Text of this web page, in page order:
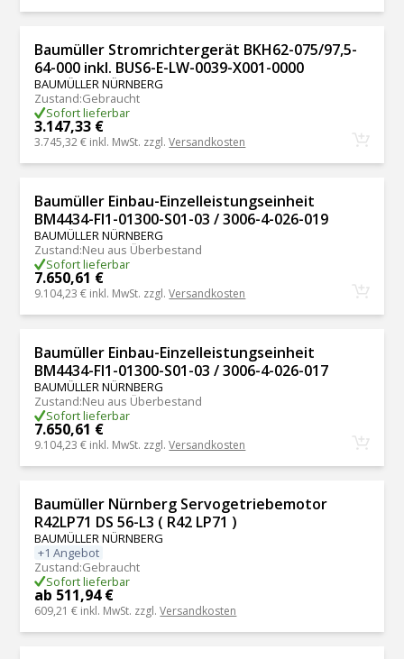
Baumüller Stromrichtergerät BKH62-075/97,5-
64-000 inkl. BUS6-E-LW-0039-X001-0000
BAUMÜLLER NÜRNBERG
Zustand:Gebraucht
Sofort lieferbar
3.147,33 €
3.745,32 € inkl. MwSt. zzgl.Versandkosten
Baumüller Einbau-Einzelleistungseinheit
BM4434-FI1-01300-S01-03 / 3006-4-026-019
BAUMÜLLER NÜRNBERG
Zustand:Neu aus Überbestand
Sofort lieferbar
7.650,61 €
9.104,23 € inkl. MwSt. zzgl.Versandkosten
Baumüller Einbau-Einzelleistungseinheit
BM4434-FI1-01300-S01-03 / 3006-4-026-017
BAUMÜLLER NÜRNBERG
Zustand:Neu aus Überbestand
Sofort lieferbar
7.650,61 €
9.104,23 € inkl. MwSt. zzgl.Versandkosten
Baumüller Nürnberg Servogetriebemotor
R42LP71 DS 56-L3 ( R42 LP71 )
BAUMÜLLER NÜRNBERG
+1 Angebot
Zustand:Gebraucht
Sofort lieferbar
ab 511,94 €
609,21 € inkl. MwSt. zzgl.Versandkosten